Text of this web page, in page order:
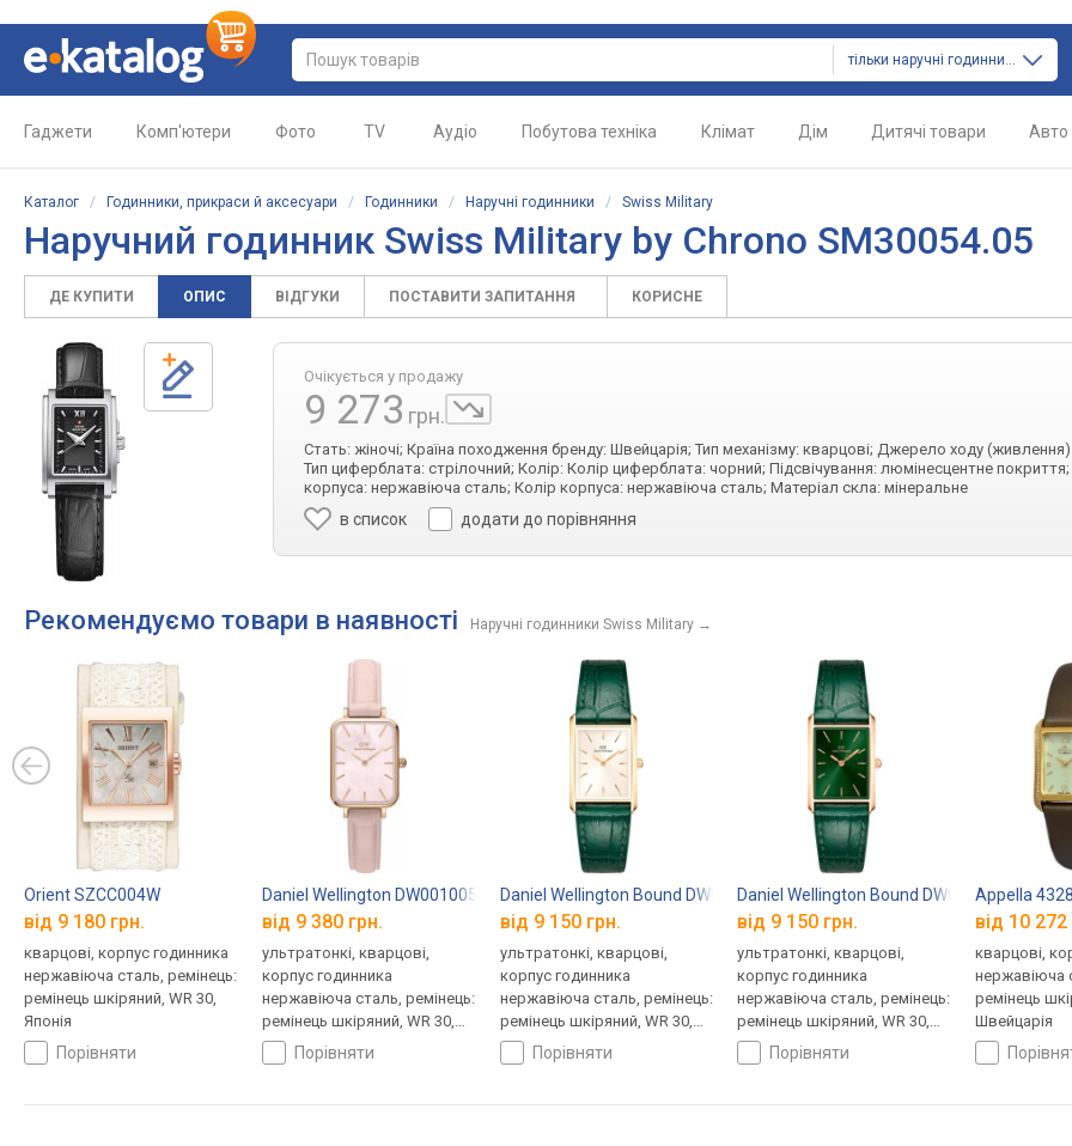
тільки наручні годинники
Гаджети Комп'ютери Фото TV Аудіо Побутова техніка Клімат Дім Дитячі товари Авто
Каталог / Годинники, прикраси й аксесуари / Годинники / Наручні годинники / Swiss Military
Наручний годинник Swiss Military by Chrono SM30054.05
ДЕ КУПИТИ ОПИС ВІДГУКИ ПОСТАВИТИ ЗАПИТАННЯ КОРИСНЕ
Очікується у продажу
9 273 грн.
Стать: жіночі; Країна походження бренду: Швейцарія; Тип механізму: кварцові; Джерело ходу
Тип циферблата: стрілочний; Колір: Колір циферблата: чорний; Підсвічування: люмінесцентне
корпуса: нержавіюча сталь; Колір корпуса: нержавіюча сталь; Матеріал скла: мінеральне
в список додати до порівняння
Рекомендуємо товари в наявності Наручні годинники Swiss Military →
Orient SZCC004W
від 9 180 грн.
кварцові, корпус годинника
нержавіюча сталь, ремінець:
ремінець шкіряний, WR 30,
Японія
порівняти
Daniel Wellington DW00100508
від 9 380 грн.
ультратонкі, кварцові,
корпус годинника
нержавіюча сталь, ремінець:
ремінець шкіряний, WR 30,
Швеціяпорівняти
Daniel Wellington Bound DW00100695
від 9 150 грн.
ультратонкі, кварцові,
корпус годинника
нержавіюча сталь, ремінець:
ремінець шкіряний, WR 30,
Швеціяпорівняти
Daniel Wellington Bound DW00100694
від 9 150 грн.
ультратонкі, кварцові,
корпус годинника
нержавіюча сталь, ремінець:
ремінець шкіряний, WR 30,
Швеціяпорівняти
Appella
від 10 272
кварцові,
нержавіюча
ремінець
Швейцарія